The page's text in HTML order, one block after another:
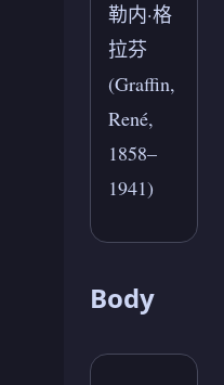
勒内·格
拉芬
(Graffin,
René,
1858–
1941)
Body